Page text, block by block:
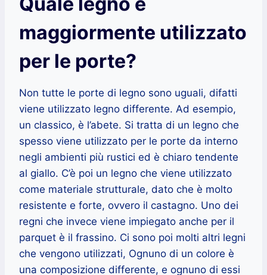
maggiormente utilizzato
per le porte?
Non tutte le porte di legno sono uguali, difatti
viene utilizzato legno differente. Ad esempio,
un classico, è l’abete. Si tratta di un legno che
spesso viene utilizzato per le porte da interno
negli ambienti più rustici ed è chiaro tendente
al giallo. C’è poi un legno che viene utilizzato
come materiale strutturale, dato che è molto
resistente e forte, ovvero il castagno. Uno dei
regni che invece viene impiegato anche per il
parquet è il frassino. Ci sono poi molti altri legni
che vengono utilizzati, Ognuno di un colore è
una composizione differente, e ognuno di essi